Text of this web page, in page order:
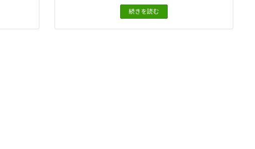
続きを読む